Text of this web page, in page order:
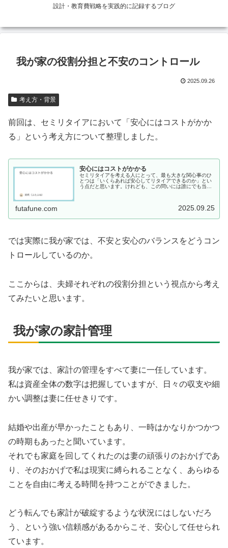
設計・教育費戦略を実践的に記録するブログ
我が家の役割分担と不安のコントロール
2025.09.26
考え方・背景
前回は、セミリタイアにおいて「安心にはコストがかか
る」という考え方について整理しました。
安心にはコストがかかる
セミリタイアを考える人にとって、最も大きな関心事のひ
とつは「いくらあれば安心してリタイアできるのか」とい
う点だと思います。けれども、この問いには誰にでも当て
futafune.com 2025.09.25
では実際に我が家では、不安と安心のバランスをどうコン
トロールしているのか。
ここからは、夫婦それぞれの役割分担という視点から考え
てみたいと思います。
我が家の家計管理
我が家では、家計の管理をすべて妻に一任しています。
私は資産全体の数字は把握していますが、日々の収支や細
かい調整は妻に任せきりです。
結婚や出産が早かったこともあり、一時はかなりかつかつ
の時期もあったと聞いています。
それでも家庭を回してくれたのは妻の頑張りのおかげであ
り、そのおかげで私は現実に縛られることなく、あらゆる
ことを自由に考える時間を持つことができました。
どう転んでも家計が破綻するような状況にはしないだろ
う、という強い信頼感があるからこそ、安心して任せられ
ています。